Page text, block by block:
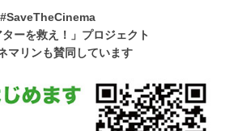
#SaveTheCinema
ターを救え！」プロジェクト
マリンも賛同しています